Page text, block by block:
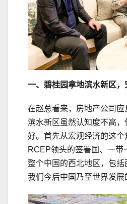
一、碧桂园拿地滨水新区，
在赵总看来，房地产公司应
滨水新区虽然认知度不高，
好。首先从宏观经济的这
RCEP领头的签署国、一带
整个中国的西北地区，包
我们今后中国乃至世界发展